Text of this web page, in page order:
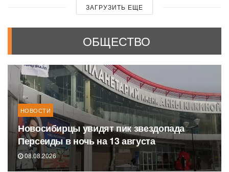
ЗАГРУЗИТЬ ЕЩЕ
ОБЩЕСТВО
НОВОСТИ
Новосибирцы увидят пик звездопада
Персеиды в ночь на 13 августа
08.08.2026